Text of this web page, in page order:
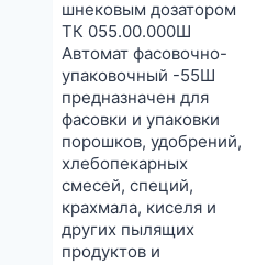
шнековым дозатором
ТК 055.00.000Ш
Автомат фасовочно-
упаковочный -55Ш
предназначен для
фасовки и упаковки
порошков, удобрений,
хлебопекарных
смесей, специй,
крахмала, киселя и
других пылящих
продуктов и